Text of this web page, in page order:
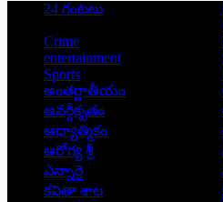
24 గంటలు
Crime
entertainment
Sports
అంతర్జాతీయం
అవర్గీకృతం
ఆధ్యాత్మికం
ఆరోగ్య శ్రీ
ఎన్నారై
కవితా శాల